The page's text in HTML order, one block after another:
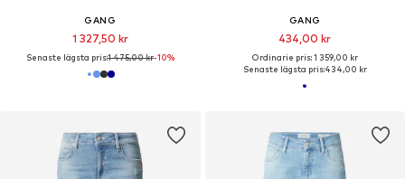
GANG
1 327,50 kr
Senaste lägsta pris:1 475,00 kr-10%
GANG
434,00 kr
Ordinarie pris: 1 359,00 kr
Senaste lägsta pris:434,00 kr